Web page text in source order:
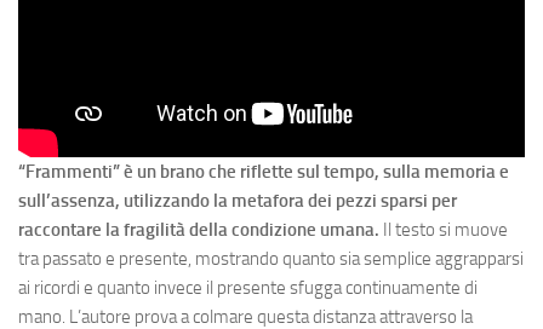
“Frammenti” è un brano che riflette sul tempo, sulla memoria e
sull’assenza, utilizzando la metafora dei pezzi sparsi per
raccontare la fragilità della condizione umana. Il testo si muove
tra passato e presente, mostrando quanto sia semplice aggrapparsi
ai ricordi e quanto invece il presente sfugga continuamente di
mano. L’autore prova a colmare questa distanza attraverso la